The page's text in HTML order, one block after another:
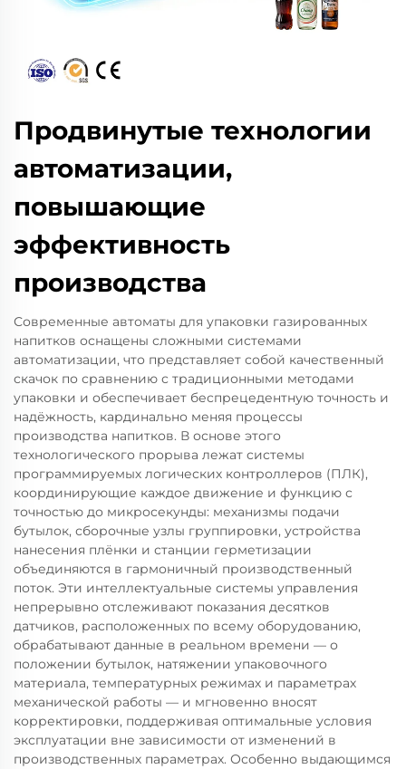
Продвинутые технологии
автоматизации,
повышающие
эффективность
производства
Современные автоматы для упаковки газированных
напитков оснащены сложными системами
автоматизации, что представляет собой качественный
скачок по сравнению с традиционными методами
упаковки и обеспечивает беспрецедентную точность и
надёжность, кардинально меняя процессы
производства напитков. В основе этого
технологического прорыва лежат системы
программируемых логических контроллеров (ПЛК),
координирующие каждое движение и функцию с
точностью до микросекунды: механизмы подачи
бутылок, сборочные узлы группировки, устройства
нанесения плёнки и станции герметизации
объединяются в гармоничный производственный
поток. Эти интеллектуальные системы управления
непрерывно отслеживают показания десятков
датчиков, расположенных по всему оборудованию,
обрабатывают данные в реальном времени — о
положении бутылок, натяжении упаковочного
материала, температурных режимах и параметрах
механической работы — и мгновенно вносят
корректировки, поддерживая оптимальные условия
эксплуатации вне зависимости от изменений в
производственных параметрах. Особенно выдающимся